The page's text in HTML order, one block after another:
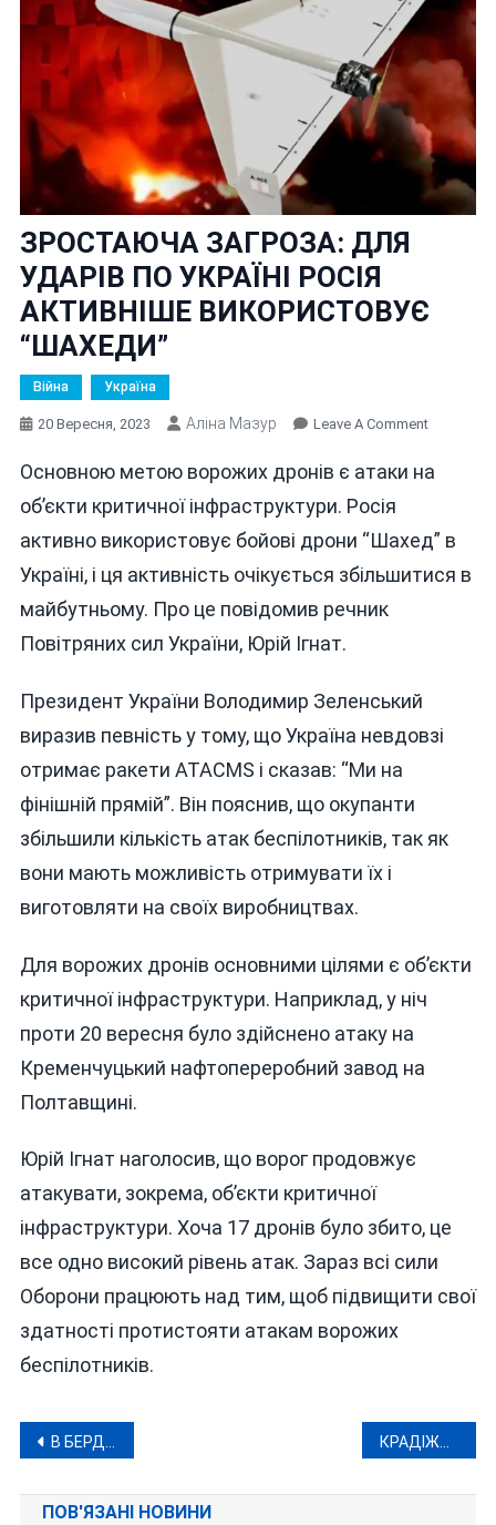
ЗРОСТАЮЧА ЗАГРОЗА: ДЛЯ
УДАРІВ ПО УКРАЇНІ РОСІЯ
АКТИВНІШЕ ВИКОРИСТОВУЄ
“ШАХЕДИ”
Війна Україна
20 Вересня, 2023 Аліна Мазур Leave A CommentOn
ЗАГРОЗА:
ПО
УКРАЇНІ
Основною метою ворожих дронів є атаки на
об’єкти критичної інфраструктури. Росія
активно використовує бойові дрони “Шахед” в
Україні, і ця активність очікується збільшитися в
майбутньому. Про це повідомив речник
Повітряних сил України, Юрій Ігнат.
Президент України Володимир Зеленський
виразив певність у тому, що Україна невдовзі
отримає ракети ATACMS і сказав: “Ми на
фінішній прямій”. Він пояснив, що окупанти
збільшили кількість атак беспілотників, так як
вони мають можливість отримувати їх і
виготовляти на своїх виробництвах.
Для ворожих дронів основними цілями є об’єкти
критичної інфраструктури. Наприклад, у ніч
проти 20 вересня було здійснено атаку на
Кременчуцький нафтопереробний завод на
Полтавщині.
Юрій Ігнат наголосив, що ворог продовжує
атакувати, зокрема, об’єкти критичної
інфраструктури. Хоча 17 дронів було збито, це
все одно високий рівень атак. Зараз всі сили
Оборони працюють над тим, щоб підвищити свої
здатності протистояти атакам ворожих
беспілотників.
Навігація
записів
В БЕРДИЧЕВІ ПАТРУЛЬНІ СПІЙМАЛИ КРАДІЯ З ВІННИЧЧИНИ НА ГАРЯЧОМУ
ПОВ'ЯЗАНІ НОВИНИ